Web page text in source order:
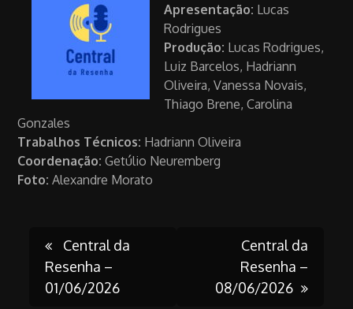
Apresentação: Lucas
Rodrigues
Produção: Lucas Rodrigues,
Luiz Barcelos, Hadriann
Oliveira, Vanessa Novais,
Thiago Brene, Carolina
Gonzales
Trabalhos Técnicos: Hadriann Oliveira
Coordenação: Getúlio Neuremberg
Foto: Alexandre Morato
Post
Central da
Resenha –
01/06/2026
Central da
Resenha –
08/06/2026